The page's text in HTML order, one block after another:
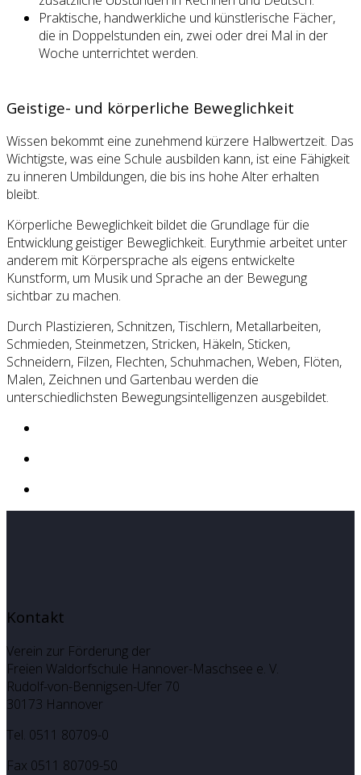
Praktische, handwerkliche und künstlerische Fächer,
die in Doppelstunden ein, zwei oder drei Mal in der
Woche unterrichtet werden.
Geistige- und körperliche Beweglichkeit
Wissen bekommt eine zunehmend kürzere Halbwertzeit. Das
Wichtigste, was eine Schule ausbilden kann, ist eine Fähigkeit
zu inneren Umbildungen, die bis ins hohe Alter erhalten
bleibt.
Körperliche Beweglichkeit bildet die Grundlage für die
Entwicklung geistiger Beweglichkeit. Eurythmie arbeitet unter
anderem mit Körpersprache als eigens entwickelte
Kunstform, um Musik und Sprache an der Bewegung
sichtbar zu machen.
Durch Plastizieren, Schnitzen, Tischlern, Metallarbeiten,
Schmieden, Steinmetzen, Stricken, Häkeln, Sticken,
Schneidern, Filzen, Flechten, Schuhmachen, Weben, Flöten,
Malen, Zeichnen und Gartenbau werden die
unterschiedlichsten Bewegungsintelligenzen ausgebildet.
Kontakt
Verein zur Förderung der
Freien Waldorfschule Hannover-Maschsee e. V.
Rudolf-von-Bennigsen-Ufer 70
30173 Hannover
Tel. 0511 80709-0
Fax 0511 80709-50